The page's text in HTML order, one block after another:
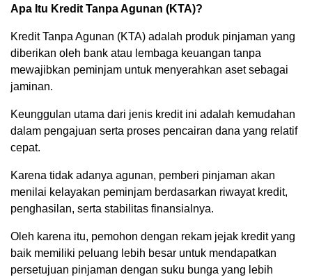
Apa Itu Kredit Tanpa Agunan (KTA)?
Kredit Tanpa Agunan (KTA) adalah produk pinjaman yang
diberikan oleh bank atau lembaga keuangan tanpa
mewajibkan peminjam untuk menyerahkan aset sebagai
jaminan.
Keunggulan utama dari jenis kredit ini adalah kemudahan
dalam pengajuan serta proses pencairan dana yang relatif
cepat.
Karena tidak adanya agunan, pemberi pinjaman akan
menilai kelayakan peminjam berdasarkan riwayat kredit,
penghasilan, serta stabilitas finansialnya.
Oleh karena itu, pemohon dengan rekam jejak kredit yang
baik memiliki peluang lebih besar untuk mendapatkan
persetujuan pinjaman dengan suku bunga yang lebih